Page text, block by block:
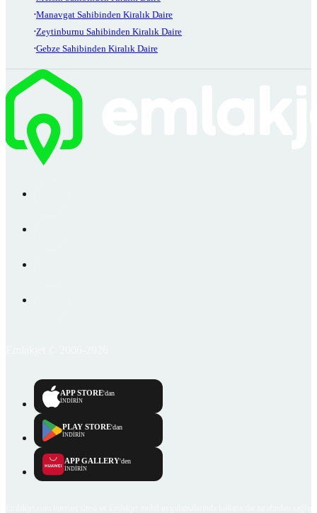
Manavgat Sahibinden Kiralık Daire
Zeytinburnu Sahibinden Kiralık Daire
Gebze Sahibinden Kiralık Daire
APP STORE'dan
İNDİRİN
PLAY STORE'dan
İNDİRİN
APP GALLERY'den
İNDİRİN